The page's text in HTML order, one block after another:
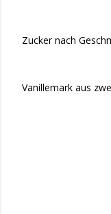
Zucker nach
Vanillemark aus